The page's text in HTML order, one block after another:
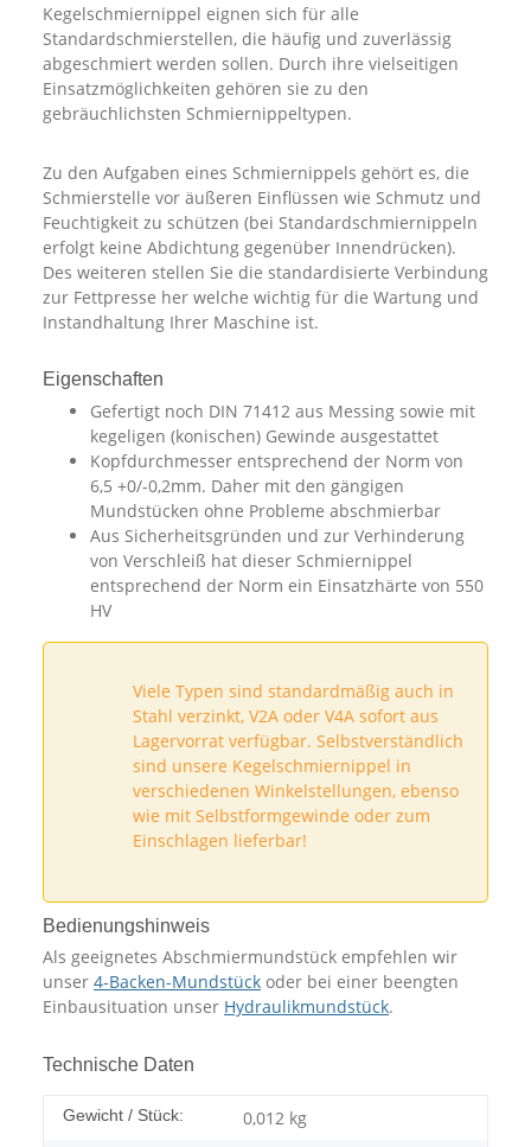
Kegelschmiernippel eignen sich für alle
Standardschmierstellen, die häufig und zuverlässig
abgeschmiert werden sollen. Durch ihre vielseitigen
Einsatzmöglichkeiten gehören sie zu den
gebräuchlichsten Schmiernippeltypen.
Zu den Aufgaben eines Schmiernippels gehört es, die
Schmierstelle vor äußeren Einflüssen wie Schmutz und
Feuchtigkeit zu schützen (bei Standardschmiernippeln
erfolgt keine Abdichtung gegenüber Innendrücken).
Des weiteren stellen Sie die standardisierte Verbindung
zur Fettpresse her welche wichtig für die Wartung und
Instandhaltung Ihrer Maschine ist.
Eigenschaften
Gefertigt noch DIN 71412 aus Messing sowie mit
kegeligen (konischen) Gewinde ausgestattet
Kopfdurchmesser entsprechend der Norm von
6,5 +0/-0,2mm. Daher mit den gängigen
Mundstücken ohne Probleme abschmierbar
Aus Sicherheitsgründen und zur Verhinderung
von Verschleiß hat dieser Schmiernippel
entsprechend der Norm ein Einsatzhärte von 550
HV
Viele Typen sind standardmäßig auch in
Stahl verzinkt, V2A oder V4A sofort aus
Lagervorrat verfügbar. Selbstverständlich
sind unsere Kegelschmiernippel in
verschiedenen Winkelstellungen, ebenso
wie mit Selbstformgewinde oder zum
Einschlagen lieferbar!
Bedienungshinweis
Als geeignetes Abschmiermundstück empfehlen wir
unser 4-Backen-Mundstück oder bei einer beengten
Einbausituation unser Hydraulikmundstück.
Technische Daten
Gewicht / Stück: 0,012 kg